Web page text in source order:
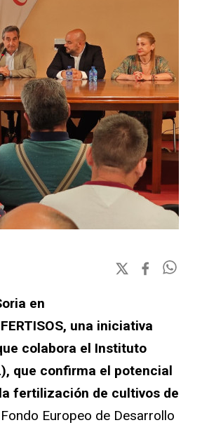
en
una iniciativa
colabora el Instituto
que confirma el potencial
fertilización de cultivos de
Europeo de Desarrollo